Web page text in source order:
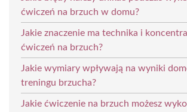
ćwiczeń na brzuch w domu?
Jakie znaczenie ma technika i
ćwiczeń na brzuch?
Jakie wymiary wpływają na wyniki
treningu brzucha?
Jakie ćwiczenie na brzuch możesz